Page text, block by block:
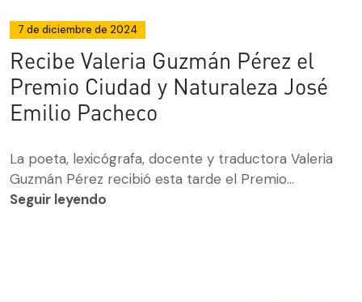
7 de diciembre de 2024
Recibe Valeria Guzmán Pérez el
Premio Ciudad y Naturaleza José
Emilio Pacheco
La poeta, lexicógrafa, docente y traductora Valeria
Guzmán Pérez recibió esta tarde el Premio...
Seguir leyendo